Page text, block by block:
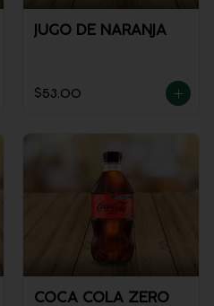
JUGO DE NARANJA
$53.00
COCA COLA ZERO